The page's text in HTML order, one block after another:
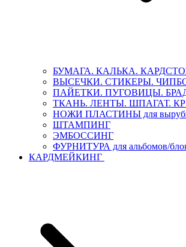
БУМАГА. КАЛЬКА.
ВЫСЕЧКИ. СТИКЕРЫ.
ПАЙЕТКИ. ПУГОВИЦЫ.
ТКАНЬ. ЛЕНТЫ. ШПАГАТ.
НОЖИ ПЛАСТИНЫ для
ШТАМПИНГ
ЭМБОССИНГ
ФУРНИТУРА для альбомов/
КАРДМЕЙКИНГ